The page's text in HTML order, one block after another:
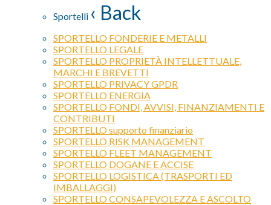
Sportelli ‹ Back
SPORTELLO FONDERIE E METALLI
SPORTELLO LEGALE
SPORTELLO PROPRIETÀ INTELLETTUALE,
MARCHI E BREVETTI
SPORTELLO PRIVACY GPDR
SPORTELLO ENERGIA
SPORTELLO FONDI, AVVISI, FINANZIAMENTI E
CONTRIBUTI
SPORTELLO supporto finanziario
SPORTELLO RISK MANAGEMENT
SPORTELLO FLEET MANAGEMENT
SPORTELLO DOGANE E ACCISE
SPORTELLO LOGISTICA (TRASPORTI ED
IMBALLAGGI)
SPORTELLO CONSAPEVOLEZZA E ASCOLTO